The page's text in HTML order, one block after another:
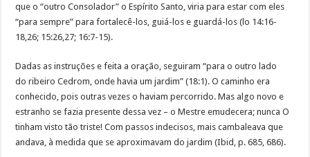
que o “outro Consolador” o Espírito Santo, viria para estar com eles
“para sempre” para fortalecê-los, guiá-los e guardá-los (lo 14:16-
18,26; 15:26,27; 16:7-15).
Dadas as instruções e feita a oração, seguiram “para o outro lado
do ribeiro Cedrom, onde havia um jardim” (18:1). O caminho era
conhecido, pois outras vezes o haviam percorrido. Mas algo novo e
estranho se fazia presente dessa vez – o Mestre emudecera; nunca O
tinham visto tão triste! Com passos indecisos, mais cambaleava que
andava, à medida que se aproximavam do jardim (Ibid, p. 685, 686).